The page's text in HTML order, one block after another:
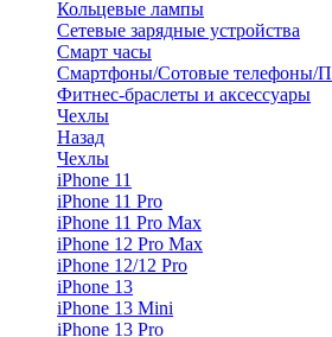
Кольцевые лампы
Сетевые зарядные устройства
Смарт часы
Смартфоны/Сотовые телефоны/
Фитнес-браслеты и аксессуары
Чехлы
Назад
Чехлы
iPhone 11
iPhone 11 Pro
iPhone 11 Pro Max
iPhone 12 Pro Max
iPhone 12/12 Pro
iPhone 13
iPhone 13 Mini
iPhone 13 Pro